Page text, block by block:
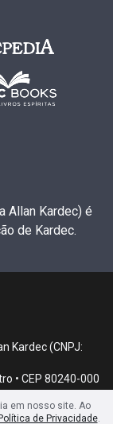
Allan Kardec) é
de Kardec.
Kardec (CNPJ:
• CEP 80240-000
em nosso site. Ao
Política de Privacidade.